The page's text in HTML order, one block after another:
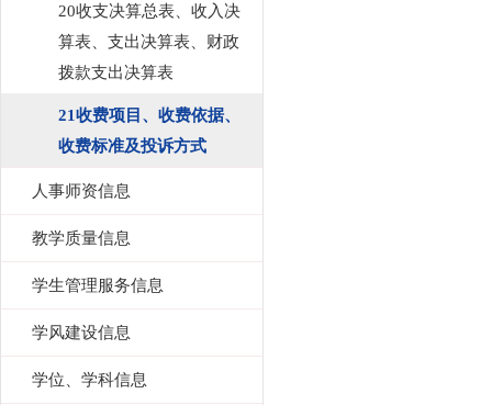
20收支决算总表、收入决
算表、支出决算表、财政
拨款支出决算表
21收费项目、收费依据、
收费标准及投诉方式
人事师资信息
教学质量信息
学生管理服务信息
学风建设信息
学位、学科信息